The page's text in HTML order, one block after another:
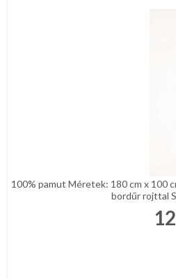
100% pamut Méretek: 180 cm x 100
bordűr rojttal